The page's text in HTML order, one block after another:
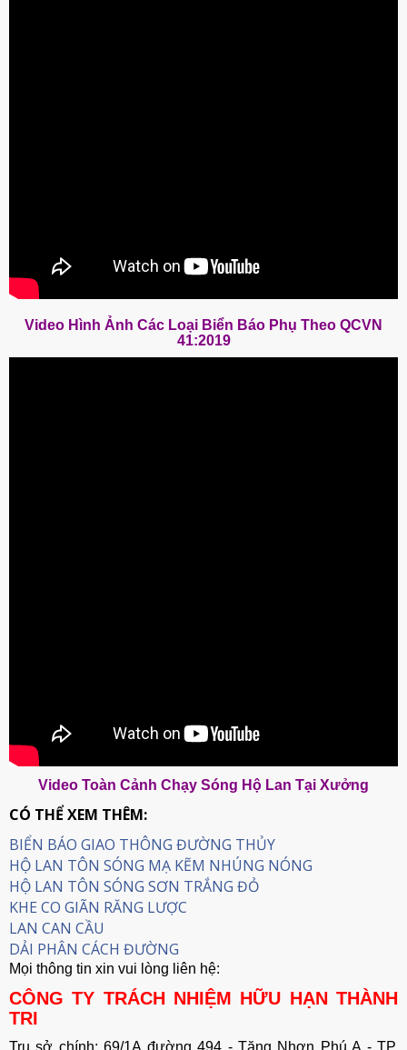
Video Hình Ảnh Các Loại Biển Báo Phụ Theo QCVN
41:2019
Video Toàn Cảnh Chạy Sóng Hộ Lan Tại Xưởng
CÓ THỂ XEM THÊM:
BIỂN BÁO GIAO THÔNG ĐƯỜNG THỦY
HỘ LAN TÔN SÓNG MẠ KẼM NHÚNG NÓNG
HỘ LAN TÔN SÓNG SƠN TRẮNG ĐỎ
KHE CO GIÃN RĂNG LƯỢC
LAN CAN CẦU
DẢI PHÂN CÁCH ĐƯỜNG
Mọi thông tin xin vui lòng liên hệ:
CÔNG TY TRÁCH NHIỆM HỮU HẠN THÀNH
TRI
Trụ sở chính: 69/1A đường 494 - Tăng Nhơn Phú A - TP.